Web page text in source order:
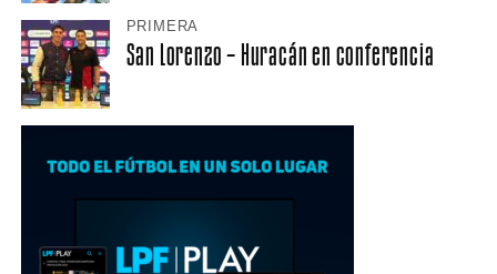
PRIMERA
San Lorenzo – Huracán en conferencia